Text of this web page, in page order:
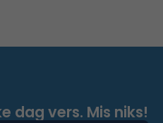
dag vers. Mis niks!